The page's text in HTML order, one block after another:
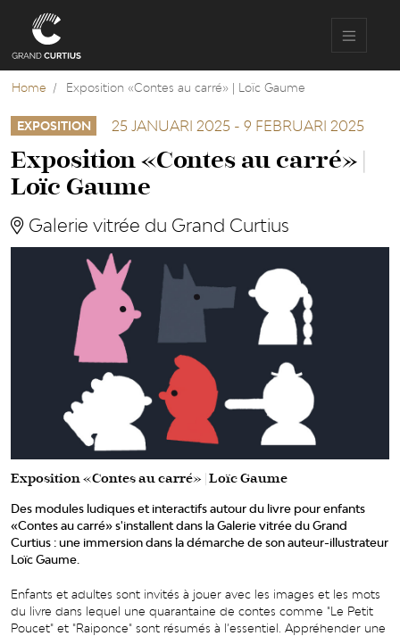
de
gaan
Home Exposition «Contes au carré» | Loïc Gaume
EXPOSITION 25 JANUARI 2025 - 9 FEBRUARI 2025
Exposition «Contes au carré» |
Loïc Gaume
Galerie vitrée du Grand Curtius
Exposition «Contes au carré» | Loïc Gaume
Des modules ludiques et interactifs autour du livre pour enfants
«Contes au carré» s'installent dans la Galerie vitrée du Grand
Curtius : une immersion dans la démarche de son auteur-illustrateur
Loïc Gaume.
Enfants et adultes sont invités à jouer avec les images et les mots
du livre dans lequel une quarantaine de contes comme "Le Petit
Poucet" et "Raiponce" sont résumés à l’essentiel. Appréhender une